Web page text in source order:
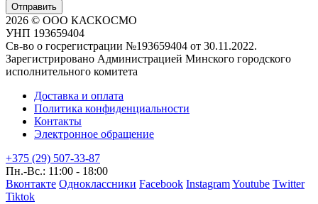
Отправить
2026 © ООО КАСКОСМО
УНП 193659404
Св-во о госрегистрации №193659404 от 30.11.2022.
Зарегистрировано Администрацией Минского городского
исполнительного комитета
Доставка и оплата
Политика конфиденциальности
Контакты
Электронное обращение
+375 (29) 507-33-87
Пн.-Вс.: 11:00 - 18:00
Вконтакте Одноклассники Facebook InstagramYoutube Twitter
Tiktok